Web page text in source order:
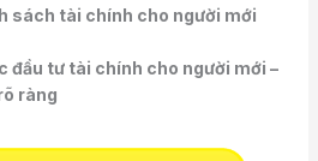
sách tài chính cho người mới
đầu tư tài chính cho người mới –
ràng